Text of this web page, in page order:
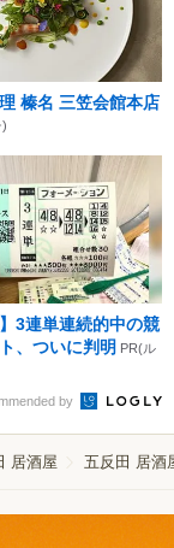
榛名 三笠会館本店
】3連単連続的中の競
、ついに判明 PR(ル
by
居酒屋 五反田 居酒